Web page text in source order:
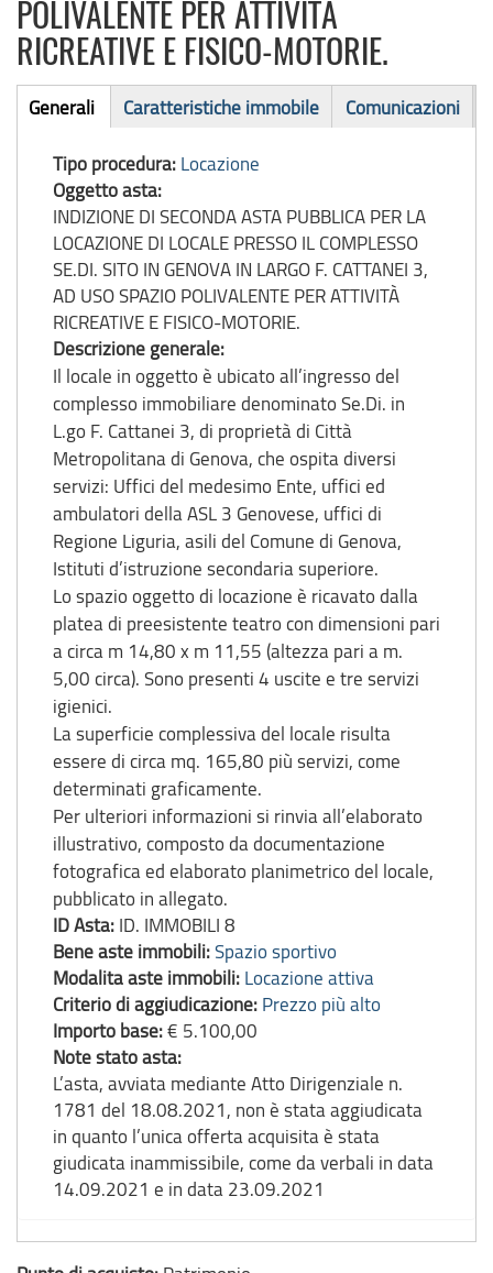
POLIVALENTE PER ATTIVITÀ
RICREATIVE E FISICO-MOTORIE.
Asta
immobile
Generali
attiva)
Caratteristiche immobile Comunicazioni
Tipo procedura: Locazione
Oggetto asta:
INDIZIONE DI SECONDA ASTA PUBBLICA PER LA
LOCAZIONE DI LOCALE PRESSO IL COMPLESSO
SE.DI. SITO IN GENOVA IN LARGO F. CATTANEI 3,
AD USO SPAZIO POLIVALENTE PER ATTIVITÀ
RICREATIVE E FISICO-MOTORIE.
Descrizione generale:
Il locale in oggetto è ubicato all’ingresso del
complesso immobiliare denominato Se.Di. in
L.go F. Cattanei 3, di proprietà di Città
Metropolitana di Genova, che ospita diversi
servizi: Uffici del medesimo Ente, uffici ed
ambulatori della ASL 3 Genovese, uffici di
Regione Liguria, asili del Comune di Genova,
Istituti d’istruzione secondaria superiore.
Lo spazio oggetto di locazione è ricavato dalla
platea di preesistente teatro con dimensioni pari
a circa m 14,80 x m 11,55 (altezza pari a m.
5,00 circa). Sono presenti 4 uscite e tre servizi
igienici.
La superficie complessiva del locale risulta
essere di circa mq. 165,80 più servizi, come
determinati graficamente.
Per ulteriori informazioni si rinvia all’elaborato
illustrativo, composto da documentazione
fotografica ed elaborato planimetrico del locale,
pubblicato in allegato.
ID Asta: ID. IMMOBILI 8
Bene aste immobili:Spazio sportivo
Modalita aste immobili: Locazione attiva
Criterio di aggiudicazione: Prezzo più alto
Importo base:€ 5.100,00
Note stato asta:
L’asta, avviata mediante Atto Dirigenziale n.
1781 del 18.08.2021, non è stata aggiudicata
in quanto l’unica offerta acquisita è stata
giudicata inammissibile, come da verbali in data
14.09.2021 e in data 23.09.2021